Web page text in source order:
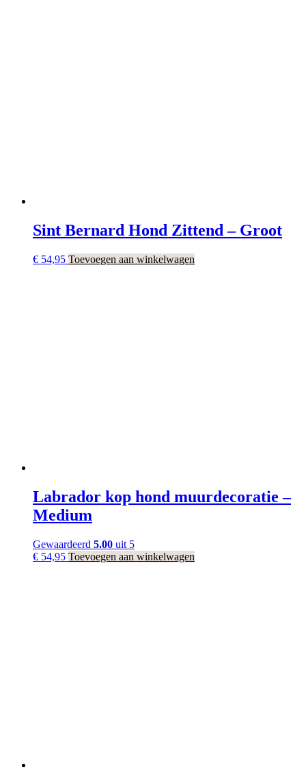
Sint Bernard Hond Zittend – Groot
€ 54,95 Toevoegen aan winkelwagen
Labrador kop hond muurdecoratie –
Medium
Gewaardeerd 5.00 uit 5
€ 54,95 Toevoegen aan winkelwagen